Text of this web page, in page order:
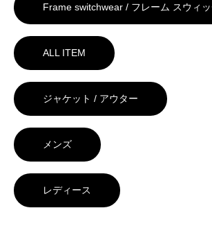
Frame switchwear / フレーム スウィ
ALL ITEM
ジャケット / アウター
メンズ
レディース